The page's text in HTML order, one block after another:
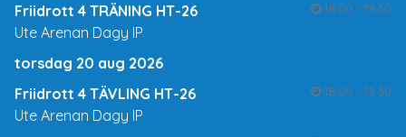
Friidrott 4 TRÄNING HT-26
18:00 - 19:30
Ute Arenan Dagy IP
torsdag 20 aug 2026
Friidrott 4 TÄVLING HT-26
18:00 - 19:30
Ute Arenan Dagy IP